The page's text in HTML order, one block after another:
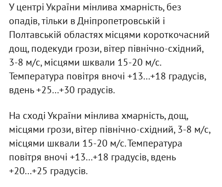
У центрі України мінлива хмарність, без
опадів, тільки в Дніпропетровській і
Полтавській областях місцями короткочасний
дощ, подекуди грози, вітер північно-східний,
3-8 м/с, місцями шквали 15-20 м/с.
Температура повітря вночі +13...+18 градусів,
вдень +25...+30 градусів.
На сході України мінлива хмарність, дощ,
місцями грози, вітер північно-східний, 3-8 м/с,
місцями шквали 15-20 м/с. Температура
повітря вночі +13...+18 градусів, вдень
+20...+25 градусів.